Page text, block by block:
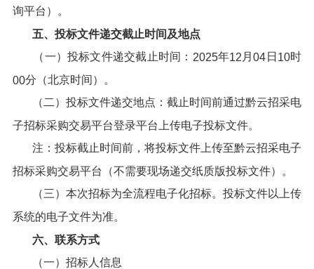
询平台）。
五、投标文件递交截止时间及地点
（一）投标文件递交截止时间： 2025年12 月04 日 10时
00分（北京时间）。
（二）投标文件递交地点：截止时间前通过黔云招采电
子招标采购交易平台登录平台上传电子投标文件。
注：投标截止时间前，将投标文件上传至黔云招采电子
招标采购交易平台（不需要现场递交纸质版投标文件）。
（三）本次招标为全流程电子化招标。投标文件以上传
系统的电子文件为准。
六、 联系方式
（一）招标人信息